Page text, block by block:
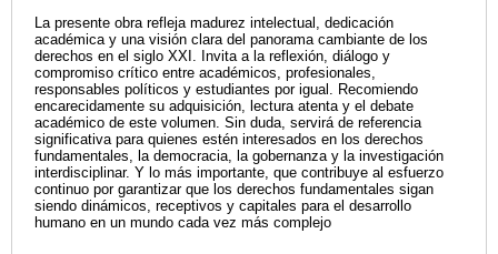
La presente obra refleja madurez intelectual, dedicación
académica y una visión clara del panorama cambiante de los
derechos en el siglo XXI. Invita a la reflexión, diálogo y
compromiso crítico entre académicos, profesionales,
responsables políticos y estudiantes por igual. Recomiendo
encarecidamente su adquisición, lectura atenta y el debate
académico de este volumen. Sin duda, servirá de referencia
significativa para quienes estén interesados en los derechos
fundamentales, la democracia, la gobernanza y la investigación
interdisciplinar. Y lo más importante, que contribuye al esfuerzo
continuo por garantizar que los derechos fundamentales sigan
siendo dinámicos, receptivos y capitales para el desarrollo
humano en un mundo cada vez más complejo